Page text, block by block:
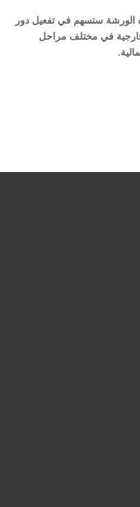
الورشة ستسهم في تفعيل دور
في مختلف مراحل